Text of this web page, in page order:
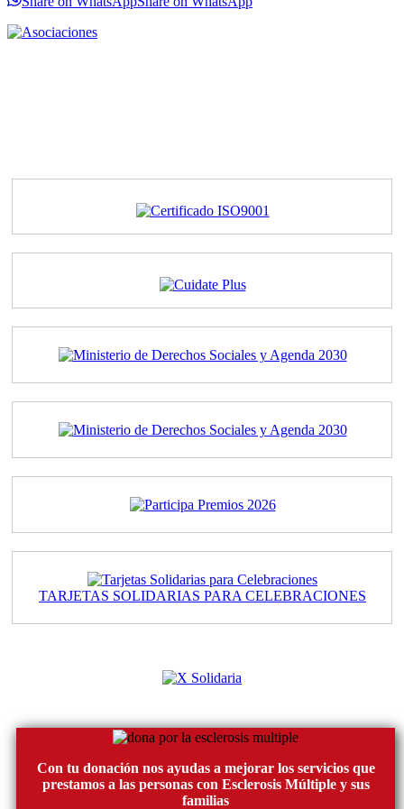
TARJETAS SOLIDARIAS PARA CELEBRACIONES
Con tu donación nos ayudas a mejorar los servicios que
prestamos a las personas con Esclerosis Múltiple y sus
familias